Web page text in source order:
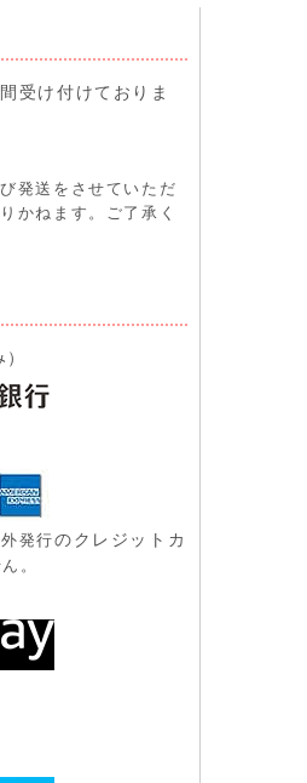
受け付けておりま
発送をさせていただ
かねます。ご了承く
発行のクレジットカ
。